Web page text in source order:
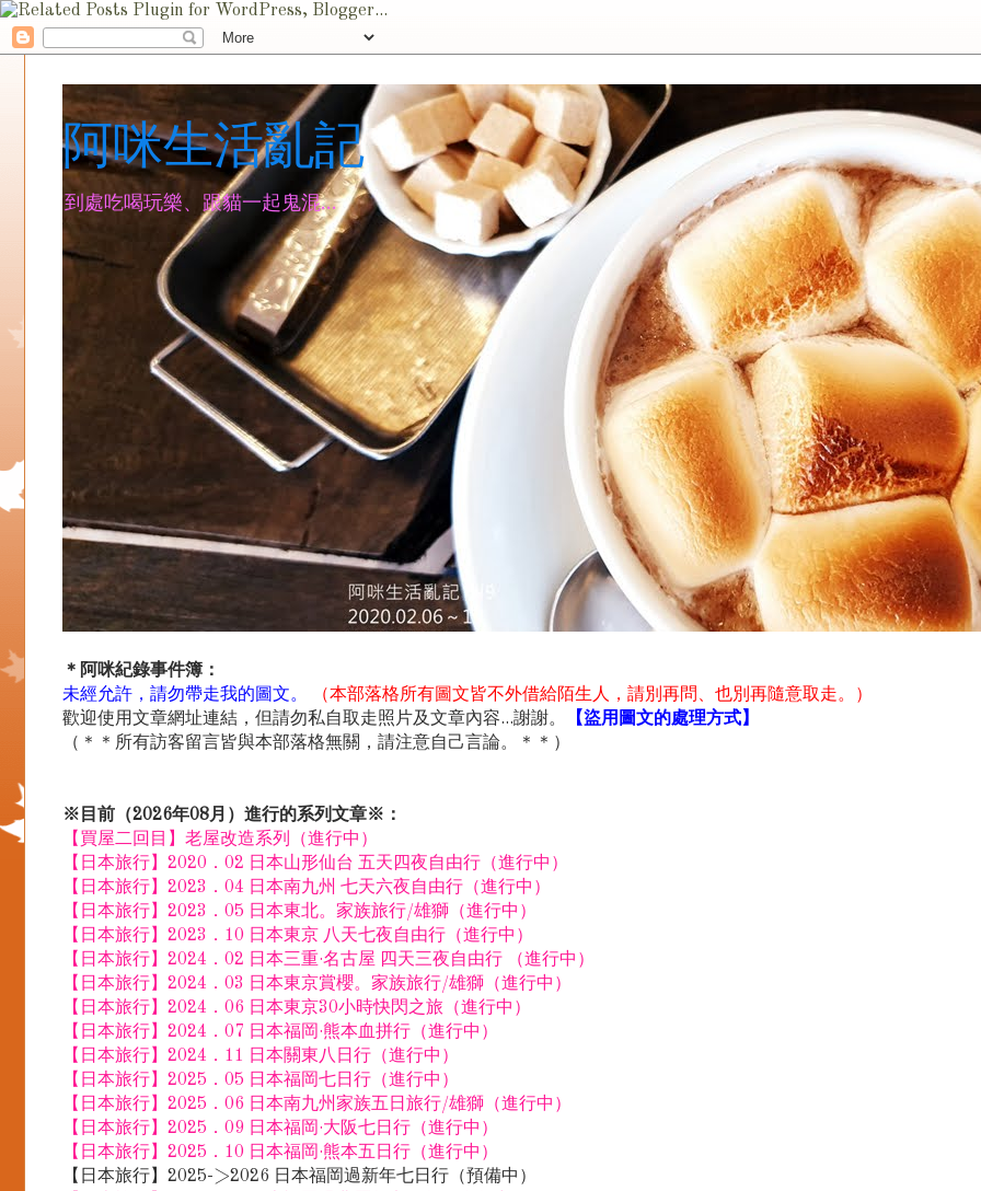
阿咪生活亂記
到處吃喝玩樂、跟貓一起鬼混...
＊阿咪紀錄事件簿：
未經允許，請勿帶走我的圖文。
（本部落格所有圖文皆不外借給陌生人，請別再問、也別再隨意取走。）
歡迎使用文章網址連結，但請勿私自取走照片及文章內容...謝謝。
【盜用圖文的處理方式】
（＊＊所有訪客留言皆與本部落格無關，請注意自己言論。＊＊）
※目前（2026年08月）進行的系列文章※：
【買屋二回目】老屋改造系列（進行中）
【日本旅行】2020．02 日本山形仙台 五天四夜自由行（進行中）
【日本旅行】2023．04 日本南九州 七天六夜自由行（進行中）
【日本旅行】2023．05 日本東北。家族旅行/雄獅（進行中）
【日本旅行】2023．10 日本東京 八天七夜自由行（進行中）
【日本旅行】2024．02 日本三重·名古屋 四天三夜自由行 （進行中）
【日本旅行】2024．03 日本東京賞櫻。家族旅行/雄獅（進行中）
【日本旅行】2024．06 日本東京30小時快閃之旅（進行中）
【日本旅行】2024．07 日本福岡·熊本血拼行（進行中）
【日本旅行】2024．11 日本關東八日行（進行中）
【日本旅行】2025．05 日本福岡七日行（進行中）
【日本旅行】2025．06 日本南九州家族五日旅行/雄獅（進行中）
【日本旅行】2025．09 日本福岡·大阪七日行（進行中）
【日本旅行】2025．10 日本福岡·熊本五日行（進行中）
【日本旅行】2025->2026 日本福岡過新年七日行（預備中）